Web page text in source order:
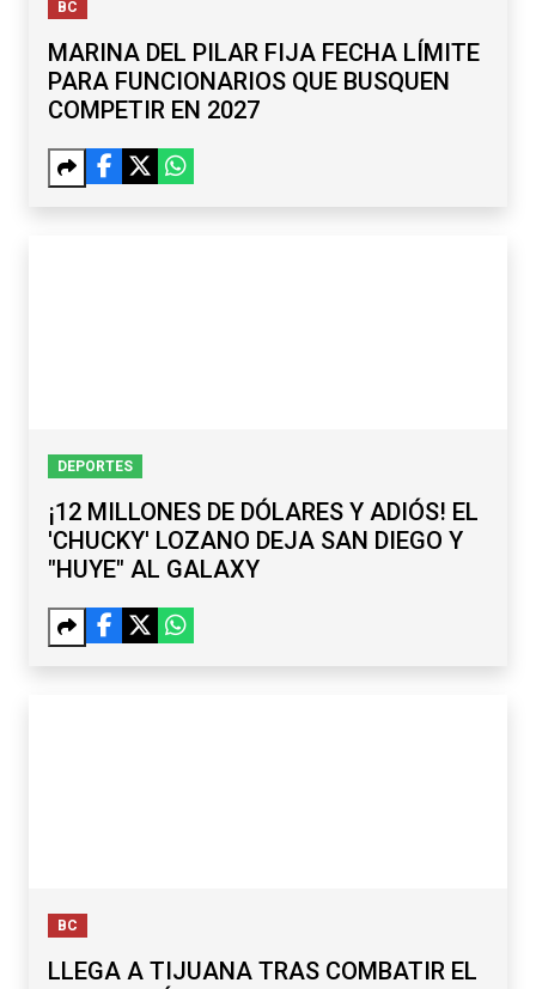
BC
MARINA DEL PILAR FIJA FECHA LÍMITE
PARA FUNCIONARIOS QUE BUSQUEN
COMPETIR EN 2027
DEPORTES
¡12 MILLONES DE DÓLARES Y ADIÓS! EL
'CHUCKY' LOZANO DEJA SAN DIEGO Y
"HUYE" AL GALAXY
BC
LLEGA A TIJUANA TRAS COMBATIR EL